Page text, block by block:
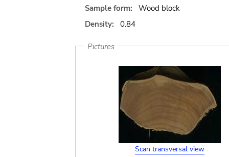
Sample form:
Wood block
Density:
0.84
Pictures
Scan transversal view